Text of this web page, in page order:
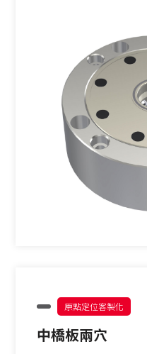
原點定位客製化
中橋板兩穴